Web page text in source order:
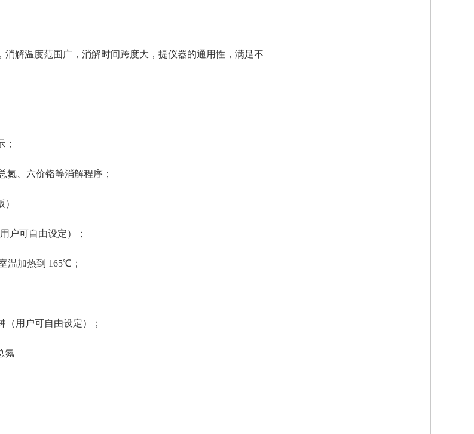
消解温度范围广，消解时间跨度大，提仪器的通用性，满足不
氮、六价铬等消解程序；
户可自由设定）；
温加热到 165℃；
（用户可自由设定）；
氮